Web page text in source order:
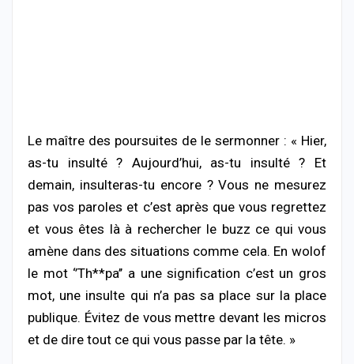
Le maître des poursuites de le sermonner : « Hier,
as-tu insulté ? Aujourd’hui, as-tu insulté ? Et
demain, insulteras-tu encore ? Vous ne mesurez
pas vos paroles et c’est après que vous regrettez
et vous êtes là à rechercher le buzz ce qui vous
amène dans des situations comme cela. En wolof
le mot ‘’Th**pa’’ a une signification c’est un gros
mot, une insulte qui n’a pas sa place sur la place
publique. Évitez de vous mettre devant les micros
et de dire tout ce qui vous passe par la tête. »